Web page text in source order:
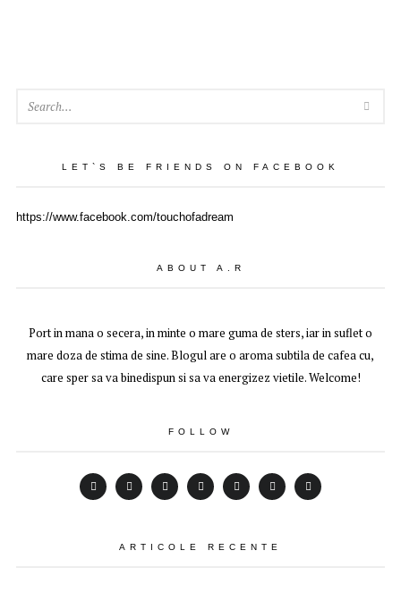
LET`S BE FRIENDS ON FACEBOOK
https://www.facebook.com/touchofadream
ABOUT A.R
Port in mana o secera, in minte o mare guma de sters, iar in suflet o
mare doza de stima de sine. Blogul are o aroma subtila de cafea cu,
care sper sa va binedispun si sa va energizez vietile. Welcome!
FOLLOW
ARTICOLE RECENTE